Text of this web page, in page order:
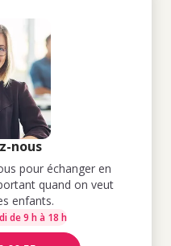
nous
pour échanger en
quand on veut
enfants.
de 9 h à 18 h